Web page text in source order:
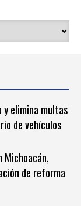
elimina multas
de vehículos
Michoacán,
de reforma